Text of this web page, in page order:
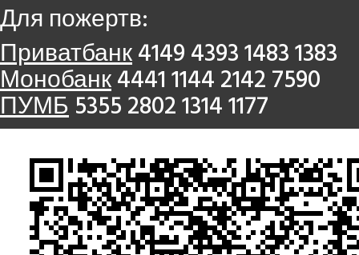
Для пожертв:
Приватбанк4149 4393 1483 1383
Монобанк4441 1144 2142 7590
ПУМБ5355 2802 1314 1177